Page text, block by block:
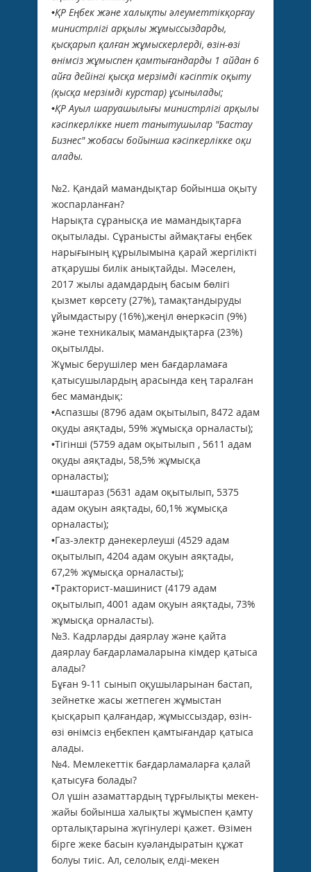
•ҚР Еңбек және халықты әлеуметтікқорғау
министрлігі арқылы жұмыссыздарды,
қысқарып қалған жұмыскерлерді, өзін-өзі
өнімсіз жұмыспен қамтығандарды 1 айдан 6
айға дейінгі қысқа мерзімді кәсіптік оқыту
(қысқа мерзімді курстар) ұсынылады;
•ҚР Ауыл шаруашылығы министрлігі арқылы
кәсіпкерлікке ниет танытушылар "Бастау
Бизнес" жобасы бойынша кәсіпкерлікке оқи
алады.
№2. Қандай мамандықтар бойынша оқыту
жоспарланған?
Нарықта сұранысқа ие мамандықтарға
оқытылады. Сұранысты аймақтағы еңбек
нарығының құрылымына қарай жергілікті
атқарушы билік анықтайды. Мәселен,
2017 жылы адамдардың басым бөлігі
қызмет көрсету (27%), тамақтандыруды
ұйымдастыру (16%),жеңіл өнеркәсіп (9%)
және техникалық мамандықтарға (23%)
оқытылды.
Жұмыс берушілер мен бағдарламаға
қатысушылардың арасында кең таралған
бес мамандық:
•Аспазшы (8796 адам оқытылып, 8472 адам
оқуды аяқтады, 59% жұмысқа орналасты);
•Тігінші (5759 адам оқытылып , 5611 адам
оқуды аяқтады, 58,5% жұмысқа
орналасты);
•шаштараз (5631 адам оқытылып, 5375
адам оқуын аяқтады, 60,1% жұмысқа
орналасты);
•Газ-электр дәнекерлеуші (4529 адам
оқытылып, 4204 адам оқуын аяқтады,
67,2% жұмысқа орналасты);
•Тракторист-машинист (4179 адам
оқытылып, 4001 адам оқуын аяқтады, 73%
жұмысқа орналасты).
№3. Кадрларды даярлау және қайта
даярлау бағдарламаларына кімдер қатыса
алады?
Бұған 9-11 сынып оқушыларынан бастап,
зейнетке жасы жетпеген жұмыстан
қысқарып қалғандар, жұмыссыздар, өзін-
өзі өнімсіз еңбекпен қамтығандар қатыса
алады.
№4. Мемлекеттік бағдарламаларға қалай
қатысуға болады?
Ол үшін азаматтардың тұрғылықты мекен-
жайы бойынша халықты жұмыспен қамту
орталықтарына жүгінулері қажет. Өзімен
бірге жеке басын куәландыратын құжат
болуы тиіс. Ал, селолық елді-мекен